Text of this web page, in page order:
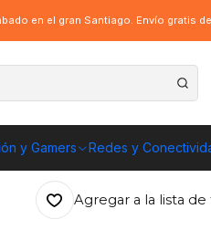
y Gamers Redes y
en el gran Santiago. Envío gratis
Mousepad
78X30CM RGB
ENVÍO GRATIS A
Agregar a la lista de